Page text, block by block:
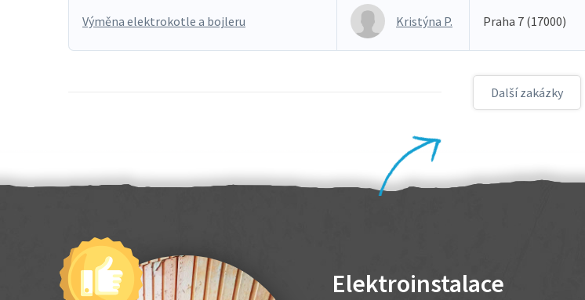
Výměna elektrokotle a bojleru Kristýna P. Praha 7 (17000)
Další zakázky
Elektroinstalace